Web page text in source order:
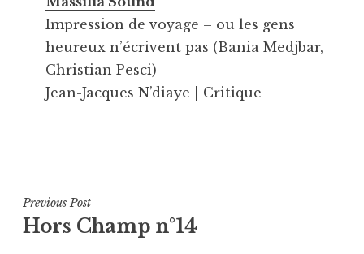
Impression de voyage – ou les gens
heureux n’écrivent pas (Bania Medjbar,
Christian Pesci)
Jean-Jacques N’diaye | Critique
Navigation
de
Previous Post
Hors Champ n°14